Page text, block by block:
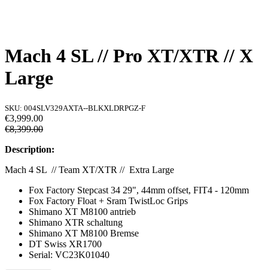
Mach 4 SL // Pro XT/XTR // X
Large
SKU: 004SLV329AXTA--BLKXLDRPGZ-F
€3,999.00
€8,399.00
Description:
Mach 4 SL // Team XT/XTR // Extra Large
Fox Factory Stepcast 34 29", 44mm offset, FIT4 - 120mm
Fox Factory Float + Sram TwistLoc Grips
Shimano XT M8100 antrieb
Shimano XTR schaltung
Shimano XT M8100 Bremse
DT Swiss XR1700
Serial: VC23K01040